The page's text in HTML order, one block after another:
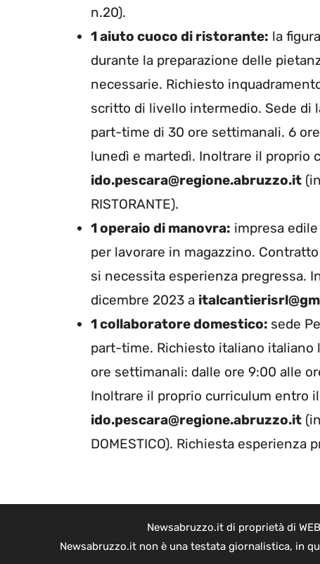
n.20).
1 aiuto cuoco di ristorante: la
durante la preparazione delle
necessarie. Richiesto
scritto di livello intermedio. Sede di
part-time di 30 ore settimanali. 6
lunedì e martedì. Inoltrare il proprio
ido.pescara@regione.abruzzo.it
RISTORANTE).
1 operaio di manovra: impresa
per lavorare in magazzino.
si necessita esperienza pregressa.
dicembre 2023 a
1 collaboratore domestico: sede
part-time. Richiesto italiano
ore settimanali: dalle ore 9:00 alle
Inoltrare il proprio curriculum entro
ido.pescara@regione.abruzzo.it
DOMESTICO). Richiesta esperienza
Newsabruzzo.it di proprietà di
Newsabruzzo.it non è una testata giornalistica, in